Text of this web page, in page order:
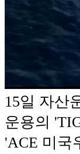
15일 자산
운용의
'ACE 미국